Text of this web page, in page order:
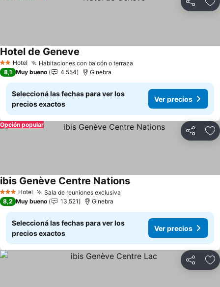
Compartir
2 Estrellas
Hotel Habitaciones con balcón o terraza
Hotel de Geneve
8,1 Muy bueno 4.554 Ginebra
Seleccioná las fechas para ver los
precios exactos
Ver precios
Compartir
Opción popular
3 Estrellas
Hotel Sala de reuniones exclusiva
ibis Genève Centre Nations
8,2 Muy bueno 13.521 Ginebra
Seleccioná las fechas para ver los
precios exactos
Ver precios
Compartir